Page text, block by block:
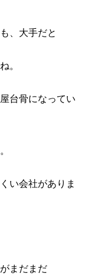
、大手だと
。
台骨になってい
い会社がありま
まだまだ